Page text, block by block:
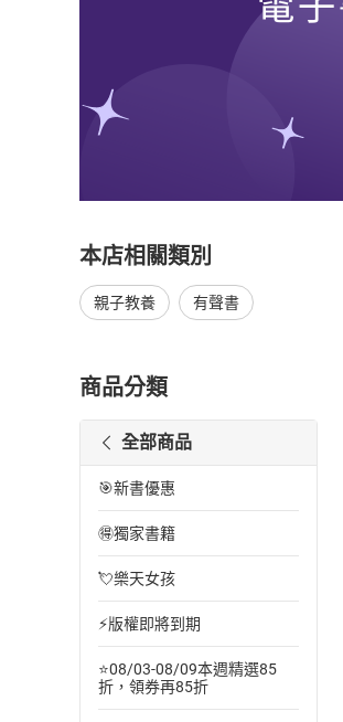
本店相關類別
親子教養 有聲書
商品分類
全部商品
🎯新書優惠
🉐獨家書籍
💘樂天女孩
⚡版權即將到期
⭐08/03-08/09本週精選85
折，領券再85折